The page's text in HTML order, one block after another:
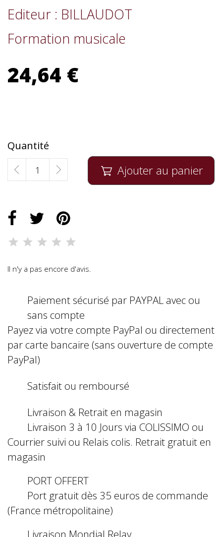
Editeur : BILLAUDOT
Formation musicale
24,64 €
Quantité
 Ajouter au panier
Il n'y a pas encore d'avis.
Paiement sécurisé par PAYPAL avec ou
sans compte
Payez via votre compte PayPal ou directement
par carte bancaire (sans ouverture de compte
PayPal)
Satisfait ou remboursé
Livraison & Retrait en magasin
Livraison 3 à 10 Jours via COLISSIMO ou
Courrier suivi ou Relais colis. Retrait gratuit en
magasin
PORT OFFERT
Port gratuit dès 35 euros de commande
(France métropolitaine)
Livraison Mondial Relay